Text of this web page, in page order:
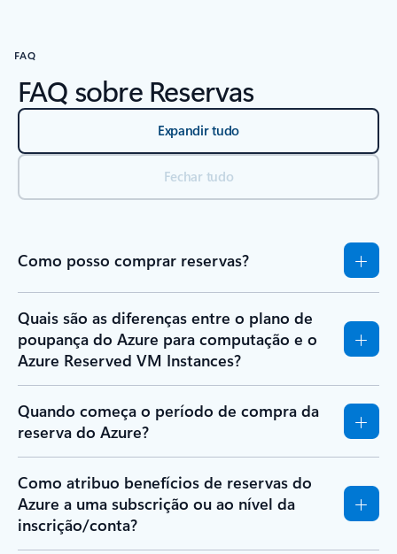
FAQ
FAQ sobre Reservas
Expandir tudo
Fechar tudo
Como posso comprar reservas?
Quais são as diferenças entre o plano de
poupança do Azure para computação e o
Azure Reserved VM Instances?
Quando começa o período de compra da
reserva do Azure?
Como atribuo benefícios de reservas do
Azure a uma subscrição ou ao nível da
inscrição/conta?